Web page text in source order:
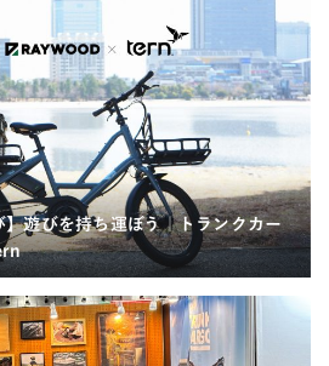
遊びを持ち運ぼう｜トランクカー